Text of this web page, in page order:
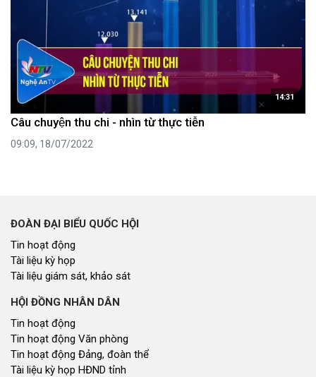
14:31
Câu chuyện thu chi - nhìn từ thực tiễn
09:09, 18/07/2022
ĐOÀN ĐẠI BIỂU QUỐC HỘI
Tin hoạt động
Tài liệu kỳ họp
Tài liệu giám sát, khảo sát
HỘI ĐỒNG NHÂN DÂN
Tin hoạt động
Tin hoạt động Văn phòng
Tin hoạt động Đảng, đoàn thể
Tài liệu kỳ họp HĐND tỉnh